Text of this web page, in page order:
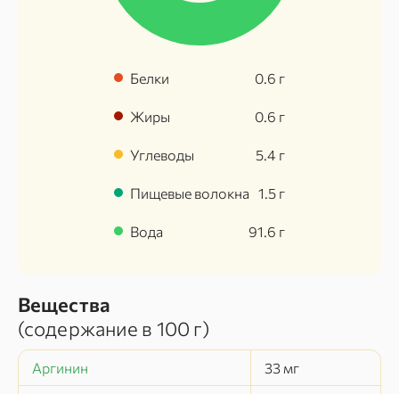
Белки 0.6 г
Жиры 0.6 г
Углеводы 5.4 г
Пищевые волокна 1.5 г
Вода 91.6 г
Вещества
(содержание в 100 г)
Аргинин 33 мг